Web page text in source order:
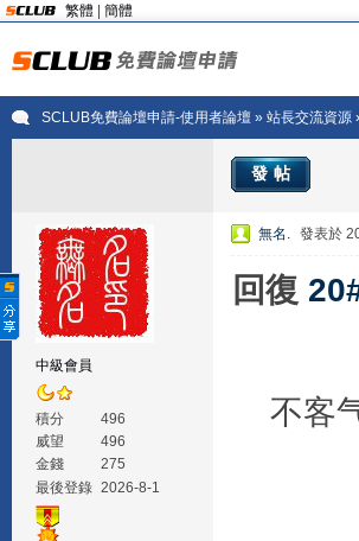
繁體 簡體
SCLUB免費論壇申請-使用者論壇» 站長交流資源
發帖
中級會員
積分
496
威望
496
金錢
275
最後登錄 2026-8-1
無名. 發表於
回復
不客